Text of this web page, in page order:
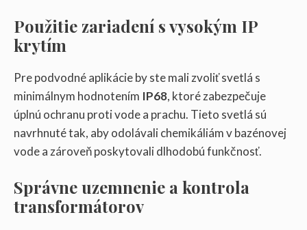
Použitie zariadení s vysokým IP
krytím
Pre podvodné aplikácie by ste mali zvoliť svetlá s
minimálnym hodnotením IP68, ktoré zabezpečuje
úplnú ochranu proti vode a prachu. Tieto svetlá sú
navrhnuté tak, aby odolávali chemikáliám v bazénovej
vode a zároveň poskytovali dlhodobú funkčnosť.
Správne uzemnenie a kontrola
transformátorov